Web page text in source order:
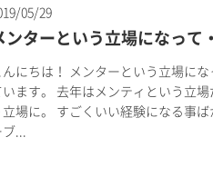
05/29
ンターという立場になって
にちは！ メンターという立場に
ます。 去年はメンティという立
場に。 すごくいい経験になる事
...